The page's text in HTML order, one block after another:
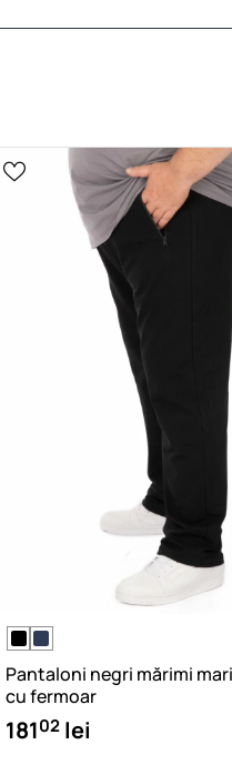
Pantaloni negri mărimi
cu fermoar
18102lei